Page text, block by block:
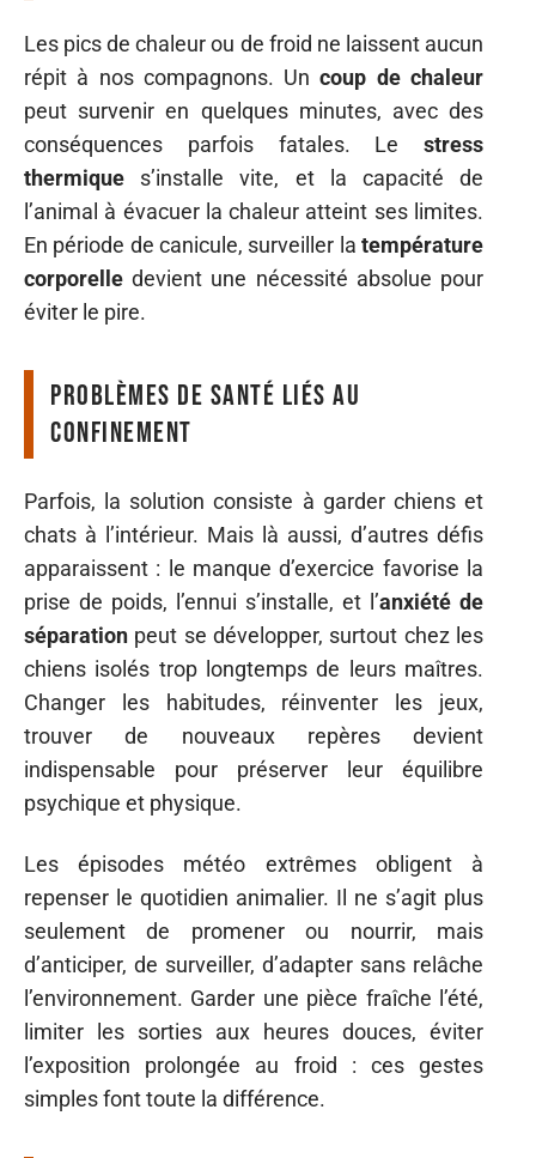
Les pics de chaleur ou de froid ne laissent aucun
répit à nos compagnons. Uncoup de chaleur
peut survenir en quelques minutes, avec des
conséquences parfois fatales. Le stress
thermique s’installe vite, et la capacité de
l’animal à évacuer la chaleur atteint ses limites.
En période de canicule, surveiller la température
corporelle devient une nécessité absolue pour
éviter le pire.
Problèmes de santé liés au
confinement
Parfois, la solution consiste à garder chiens et
chats à l’intérieur. Mais là aussi, d’autres défis
apparaissent : le manque d’exercice favorise la
prise de poids, l’ennui s’installe, et l’anxiété de
séparation peut se développer, surtout chez les
chiens isolés trop longtemps de leurs maîtres.
Changer les habitudes, réinventer les jeux,
trouver de nouveaux repères devient
indispensable pour préserver leur équilibre
psychique et physique.
Les épisodes météo extrêmes obligent à
repenser le quotidien animalier. Il ne s’agit plus
seulement de promener ou nourrir, mais
d’anticiper, de surveiller, d’adapter sans relâche
l’environnement. Garder une pièce fraîche l’été,
limiter les sorties aux heures douces, éviter
l’exposition prolongée au froid : ces gestes
simples font toute la différence.